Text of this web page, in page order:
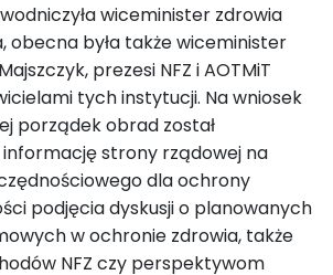
wiceminister zdrowia
obecna była także wiceminister
prezesi NFZ i AOTMiT
tych instytucji. Na wniosek
porządek obrad został
informację strony rządowej na
dla ochrony
podjęcia dyskusji o planowanych
w ochronie zdrowia, także
NFZ czy perspektywom